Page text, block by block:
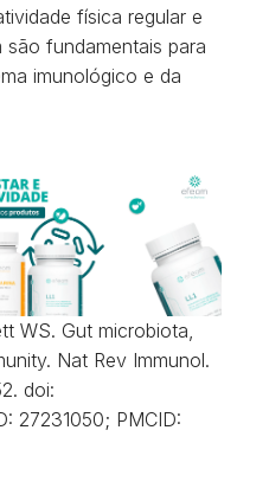
física regular e
fundamentais para
imunológico e da
WS. Gut microbiota,
Nat Rev Immunol.
doi:
27231050; PMCID: